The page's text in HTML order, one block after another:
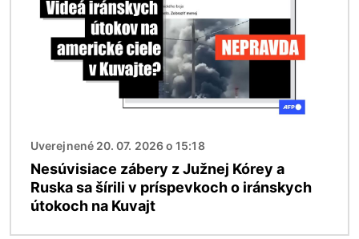
Uverejnené 20. 07. 2026 o 15:18
Nesúvisiace zábery z Južnej Kórey a
Ruska sa šírili v príspevkoch o iránskych
útokoch na Kuvajt